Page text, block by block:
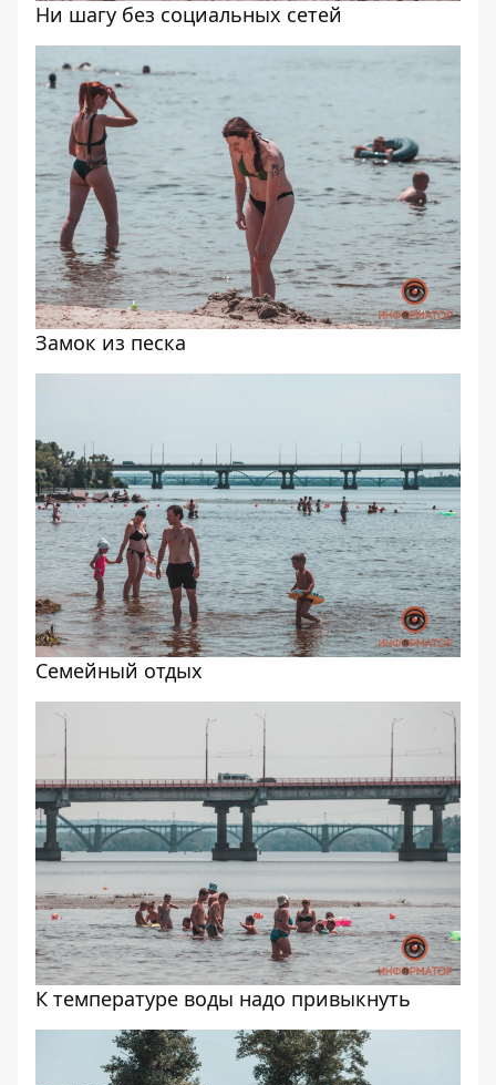
Ни шагу без социальных сетей
Замок из песка
Семейный отдых
К температуре воды надо привыкнуть